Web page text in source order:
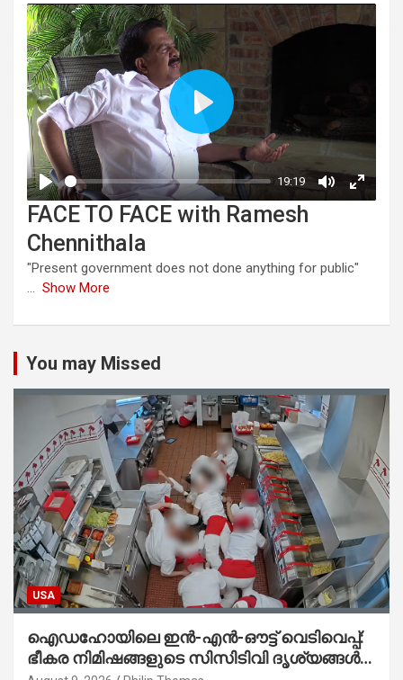
FACE TO FACE with Ramesh
Chennithala
"Present government does not done anything for public"
... Show More
You may Missed
USA
ഐഡഹോയിലെ ഇൻ-എൻ-ഔട്ട് വെടിവെപ്പ്:
ഭീകര നിമിഷങ്ങളുടെ സിസിടിവി ദൃശ്യങ്ങൾ